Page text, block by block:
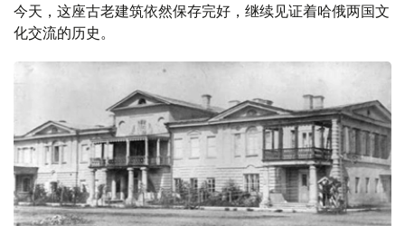
今天，这座古老建筑依然保存完好，继续见证着哈俄两国文
化交流的历史。